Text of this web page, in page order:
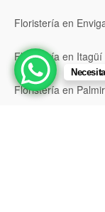
Floristería en
Floristería en Itagüí
Floristería en